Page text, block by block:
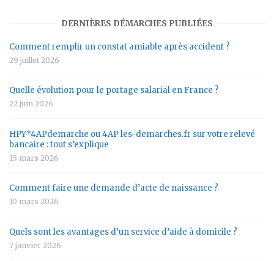
DERNIÈRES DÉMARCHES PUBLIÉES
Comment remplir un constat amiable après accident ?
29 juillet 2026
Quelle évolution pour le portage salarial en France ?
22 juin 2026
HPY*4APdemarche ou 4AP les-demarches.fr sur votre relevé
bancaire : tout s’explique
15 mars 2026
Comment faire une demande d’acte de naissance ?
10 mars 2026
Quels sont les avantages d’un service d’aide à domicile ?
7 janvier 2026